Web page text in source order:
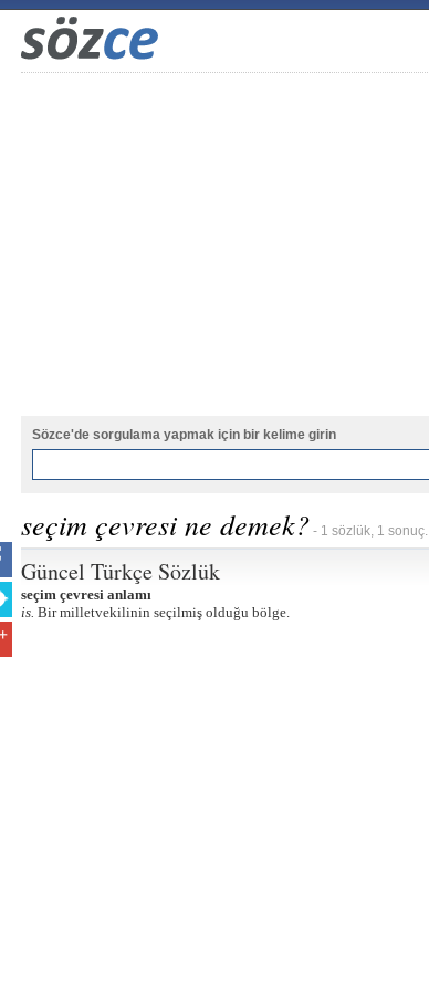
Sözce'de sorgulama yapmak için bir kelime girin
seçim çevresi ne demek? - 1 sözlük, 1 sonuç.
Güncel Türkçe Sözlük
seçim çevresi anlamı
is. Bir milletvekilinin seçilmiş olduğu bölge.